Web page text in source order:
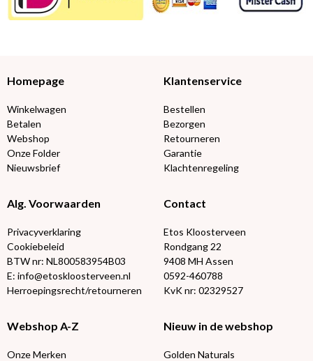
Homepage
Winkelwagen
Betalen
Webshop
Onze Folder
Nieuwsbrief
Klantenservice
Bestellen
Bezorgen
Retourneren
Garantie
Klachtenregeling
Alg. Voorwaarden
Privacyverklaring
Cookiebeleid
BTW nr: NL800583954B03
E: info@etoskloosterveen.nl
Herroepingsrecht/retourneren
Contact
Etos Kloosterveen
Rondgang 22
9408 MH Assen
0592-460788
KvK nr: 02329527
Webshop A-Z
Onze Merken
Nieuw in de webshop
Golden Naturals